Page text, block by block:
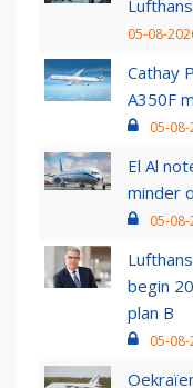
05-08-
Cathay
A350F
05-
El Al
minder
05-
begin
plan B
05-